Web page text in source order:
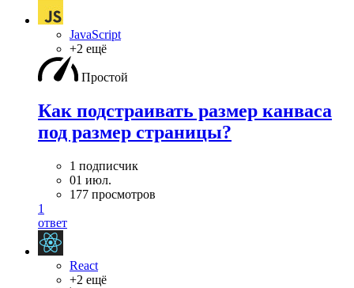
JavaScript
+2 ещё
Простой
Как подстраивать размер канваса
под размер страницы?
1 подписчик
01 июл.
177 просмотров
1
ответ
React
+2 ещё